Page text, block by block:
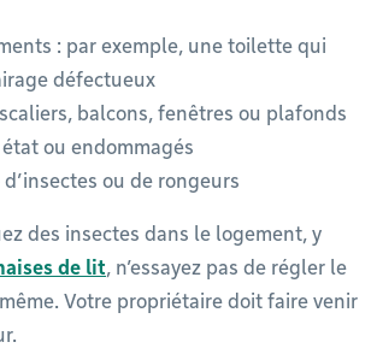
: par exemple, une toilette qui
défectueux
balcons, fenêtres ou plafonds
ou endommagés
ou de rongeurs
des insectes dans le logement, y
de lit, n’essayez pas de régler le
Votre propriétaire doit faire venir